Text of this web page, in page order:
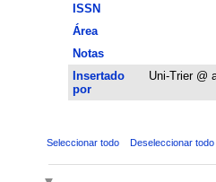
ISSN
Área
Notas
Insertado
por
Uni-Trier @
Seleccionar todo Deseleccionar todo